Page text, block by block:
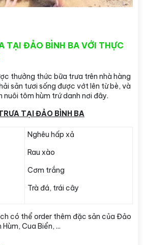
TẠI ĐẢO BÌNH BA VỚI THỰC
thưởng thức bữa trưa trên nhà hàng
sản tươi sống được vớt lên từ bè, và
nuôi tôm hùm trứ danh nơi đây.
TẠI ĐẢO BÌNH BA
Nghêu hấp xả
Rau xào
Cơm trắng
Trà đá, trái cây
có thể order thêm đặc sản của Đảo
Cua Biển, ...